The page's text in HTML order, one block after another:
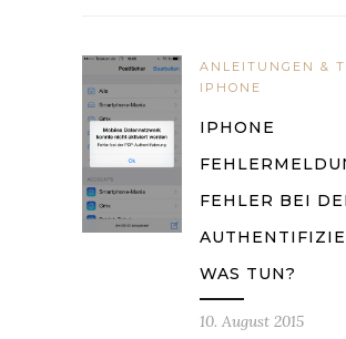
ANLEITUNGEN &
IPHONE
IPHONE
FEHLER BEI
WAS TUN?
10. August 2015